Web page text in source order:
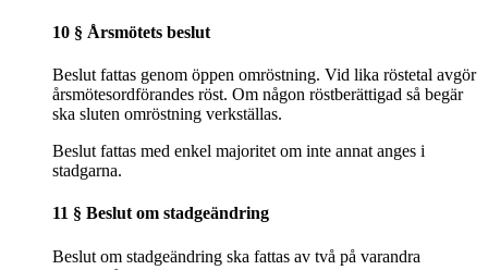
10 § Årsmötets beslut
Beslut fattas genom öppen omröstning. Vid lika röstetal avgör
årsmötesordförandes röst. Om någon röstberättigad så begär
ska sluten omröstning verkställas.
Beslut fattas med enkel majoritet om inte annat anges i
stadgarna.
11 § Beslut om stadgeändring
Beslut om stadgeändring ska fattas av två på varandra